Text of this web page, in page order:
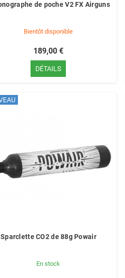
de poche V2 FX Airguns
Bientôt disponible
189,00 €
DÉTAILS
Sparclette CO2 de 88g Powair
En stock